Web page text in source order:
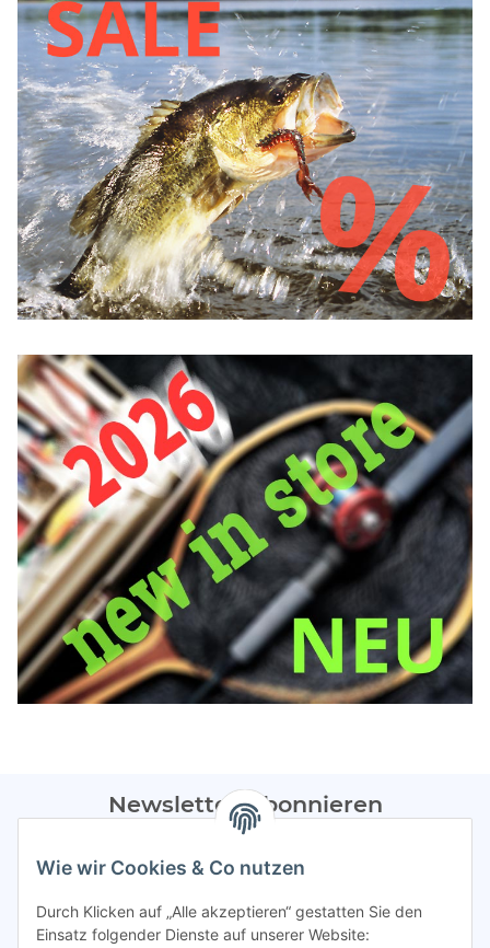
Newsletter Abonnieren
Bitte sendet mir entsprechend eurer
regelmäßig Infos zu euren Aktionen per E-Mail zu.
Abonnieren
Wie wir Cookies & Co nutzen
Durch Klicken auf „Alle akzeptieren“ gestatten Sie den
Einsatz folgender Dienste auf unserer Website: